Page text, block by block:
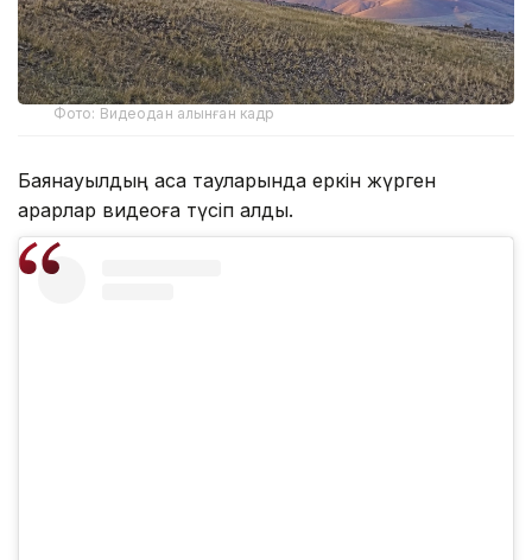
Фото: Видеодан алынған кадр
Баянауылдың асқақ тауларында еркін жүрген
арқарлар видеоға түсіп қалды.